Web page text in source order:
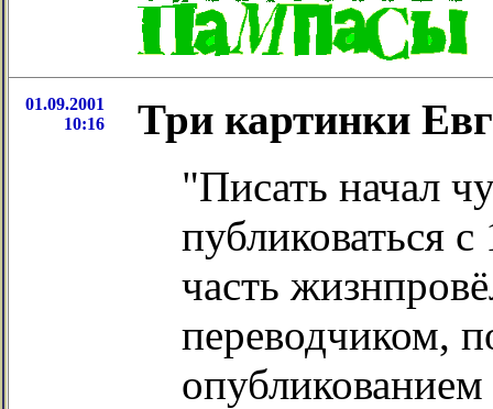
01.09.2001
10:16
Три картинки
"Писать начал
публиковаться
часть
переводчиком,
опубликованием